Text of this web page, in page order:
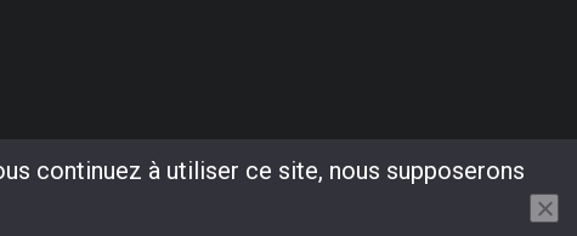
continuez à utiliser ce site, nous supposerons